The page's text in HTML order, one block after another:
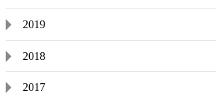
2019
2018
2017